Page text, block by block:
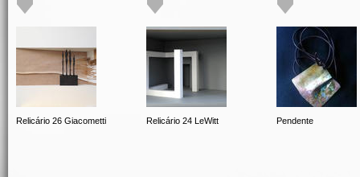
Relicário 26 Giacometti Relicário 24 LeWitt Pendente